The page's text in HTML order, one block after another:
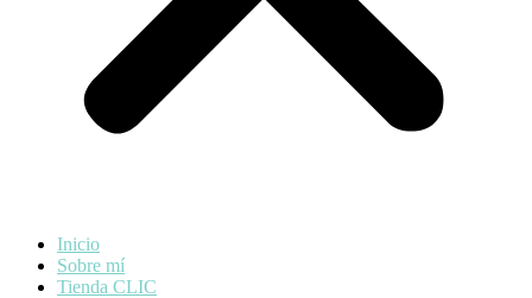
Inicio
Sobre mí
Tienda CLIC